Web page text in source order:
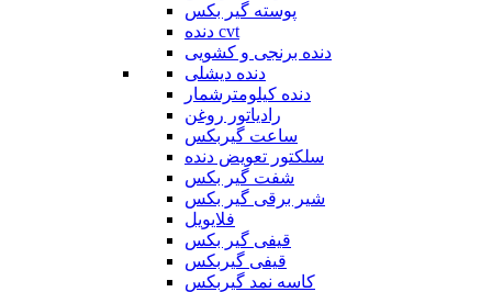
پوسته گیر بکس
دنده cvt
دنده برنجی و کشویی
دنده دیشلی
دنده کیلومترشمار
رادیاتور روغن
ساعت گیربکس
سلکتور تعویض دنده
شفت گیر بکس
شیر برقی گیر بکس
فلایویل
قیفی گیر بکس
قیفی گیربکس
کاسه نمد گیربکس